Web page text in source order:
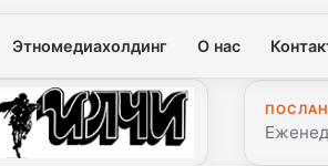
Этномедиахолдинг О нас